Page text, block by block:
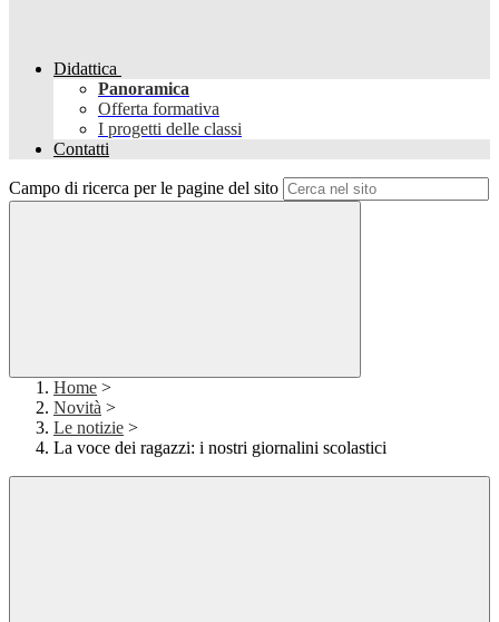
Didattica
Panoramica
Offerta formativa
I progetti delle classi
Contatti
Campo di ricerca per le pagine del sito
Home >
Novità >
Le notizie >
La voce dei ragazzi: i nostri giornalini scolastici